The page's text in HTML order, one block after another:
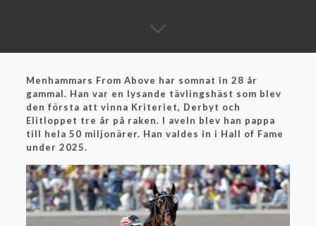
Menhammars From Above har somnat in 28 år
gammal. Han var en lysande tävlingshäst som blev
den första att vinna Kriteriet, Derbyt och
Elitloppet tre år på raken. I aveln blev han pappa
till hela 50 miljonärer. Han valdes in i Hall of Fame
under 2025.